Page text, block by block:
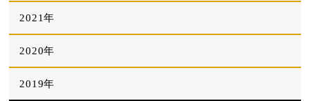
2021年
2020年
2019年